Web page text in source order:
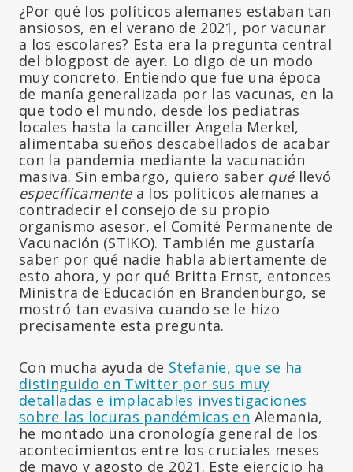
¿Por qué los políticos alemanes estaban tan
ansiosos, en el verano de 2021, por vacunar
a los escolares? Esta era la pregunta central
del blogpost de ayer. Lo digo de un modo
muy concreto. Entiendo que fue una época
de manía generalizada por las vacunas, en la
que todo el mundo, desde los pediatras
locales hasta la canciller Angela Merkel,
alimentaba sueños descabellados de acabar
con la pandemia mediante la vacunación
masiva. Sin embargo, quiero saber quéllevó
específicamentea los políticos alemanes a
contradecir el consejo de su propio
organismo asesor, el Comité Permanente de
Vacunación (STIKO). También me gustaría
saber por qué nadie habla abiertamente de
esto ahora, y por qué Britta Ernst, entonces
Ministra de Educación en Brandenburgo, se
mostró tan evasiva cuando se le hizo
precisamente esta pregunta.
Con mucha ayuda de Stefanie, que se ha
distinguido en Twitter por sus muy
detalladas e implacables investigaciones
sobre las locuras pandémicas en Alemania,
he montado una cronología general de los
acontecimientos entre los cruciales meses
de mayo y agosto de 2021. Este ejercicio ha